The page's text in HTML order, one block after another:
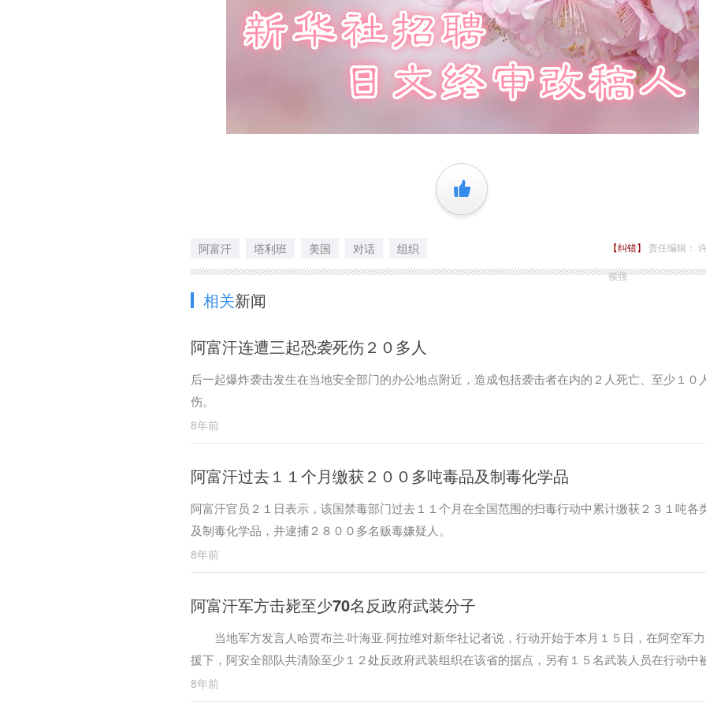
+1
阿富汗 塔利班 美国 对话 组织 【纠错】 责任编辑：
侯强
相关新闻
阿富汗连遭三起恐袭死伤２０多人
后一起爆炸袭击发生在当地安全部门的办公地点附近，造成包括袭击者在内的２人死亡、至少１０
伤。
8年前
阿富汗过去１１个月缴获２００多吨毒品及制毒化学品
阿富汗官员２１日表示，该国禁毒部门过去１１个月在全国范围的扫毒行动中累计缴获２３１吨各
及制毒化学品，并逮捕２８００多名贩毒嫌疑人。
8年前
阿富汗军方击毙至少70名反政府武装分子
当地军方发言人哈贾布兰·叶海亚·阿拉维对新华社记者说，行动开始于本月１５日，在阿空军
援下，阿安全部队共清除至少１２处反政府武装组织在该省的据点，另有１５名武装人员在行动中
伤。
8年前